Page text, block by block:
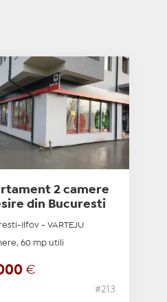
2 camere
din Bucuresti
Ilfov - VARTEJU
60 mp utili
€
#213